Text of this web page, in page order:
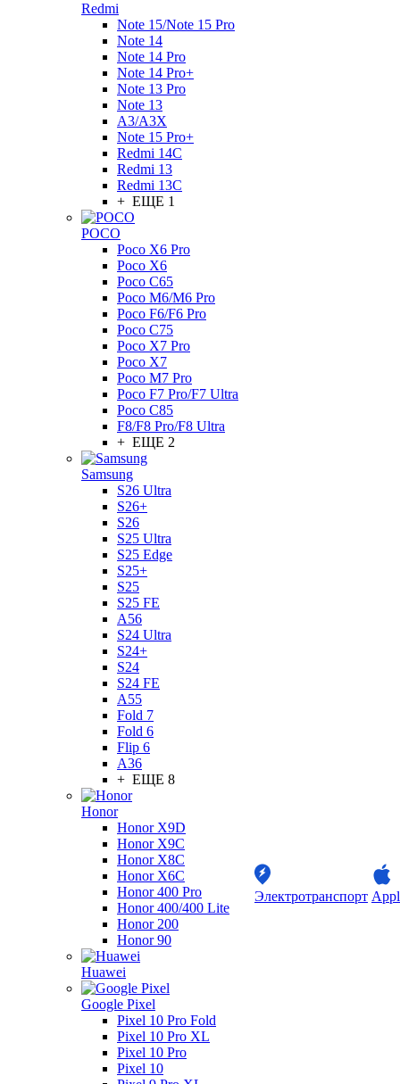
Redmi
Note 15/Note 15 Pro
Note 14
Note 14 Pro
Note 14 Pro+
Note 13 Pro
Note 13
A3/A3X
Note 15 Pro+
Redmi 14C
Redmi 13
Redmi 13C
+ ЕЩЕ 1
POCO
Poco X6 Pro
Poco X6
Poco C65
Poco M6/M6 Pro
Poco F6/F6 Pro
Poco C75
Poco X7 Pro
Poco X7
Poco M7 Pro
Poco F7 Pro/F7 Ultra
Poco C85
F8/F8 Pro/F8 Ultra
+ ЕЩЕ 2
Samsung
S26 Ultra
S26+
S26
S25 Ultra
S25 Edge
S25+
S25
S25 FE
A56
S24 Ultra
S24+
S24
S24 FE
A55
Fold 7
Fold 6
Flip 6
A36
+ ЕЩЕ 8
Honor
Honor X9D
Honor X9C
Honor X8C
Honor X6C
Honor 400 Pro
Honor 400/400 Lite
Honor 200
Honor 90
Huawei
Google Pixel
Pixel 10 Pro Fold
Pixel 10 Pro XL
Pixel 10 Pro
Pixel 10
Электротранспорт